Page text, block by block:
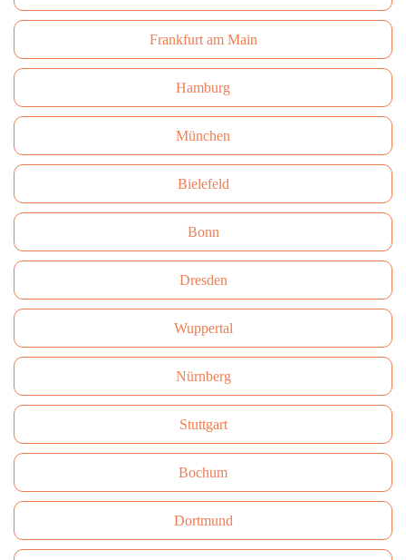
Frankfurt am Main
Hamburg
München
Bielefeld
Bonn
Dresden
Wuppertal
Nürnberg
Stuttgart
Bochum
Dortmund